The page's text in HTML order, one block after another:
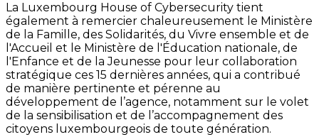
La Luxembourg House of Cybersecurity tient
également à remercier chaleureusement le Ministère
de la Famille, des Solidarités, du Vivre ensemble et de
l'Accueil et le Ministère de l'Éducation nationale, de
l'Enfance et de la Jeunesse pour leur collaboration
stratégique ces 15 dernières années, qui a contribué
de manière pertinente et pérenne au
développement de l’agence, notamment sur le volet
de la sensibilisation et de l’accompagnement des
citoyens luxembourgeois de toute génération.